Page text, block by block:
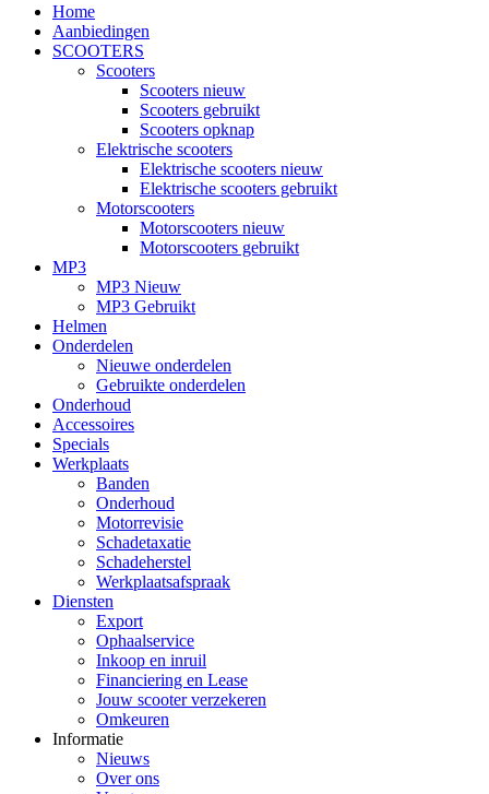
Home
Aanbiedingen
SCOOTERS
Scooters
Scooters nieuw
Scooters gebruikt
Scooters opknap
Elektrische scooters
Elektrische scooters nieuw
Elektrische scooters gebruikt
Motorscooters
Motorscooters nieuw
Motorscooters gebruikt
MP3
MP3 Nieuw
MP3 Gebruikt
Helmen
Onderdelen
Nieuwe onderdelen
Gebruikte onderdelen
Onderhoud
Accessoires
Specials
Werkplaats
Banden
Onderhoud
Motorrevisie
Schadetaxatie
Schadeherstel
Werkplaatsafspraak
Diensten
Export
Ophaalservice
Inkoop en inruil
Financiering en Lease
Jouw scooter verzekeren
Omkeuren
Informatie
Nieuws
Over ons